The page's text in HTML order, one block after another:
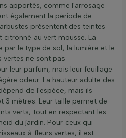
apportés, comme l'arrosage
également la période de
présentent des teintes
citronné au vert mousse. La
par le type de sol, la lumière et le
vertes ne sont pas
leur parfum, mais leur feuillage
odeur. La hauteur adulte des
de l'espèce, mais ils
3 mètres. Leur taille permet de
verts, tout en respectant les
du jardin. Pour ceux qui
à fleurs vertes, il est